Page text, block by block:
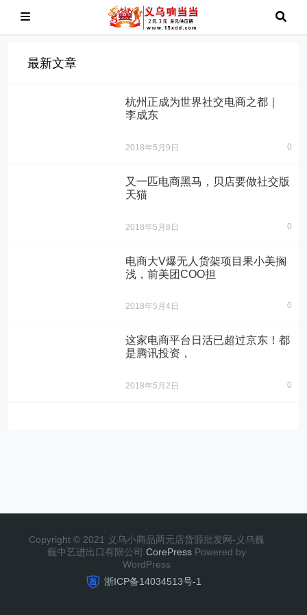
最新文章
杭州正成为世界社交电商之都｜
李成东
2018年5月9日 0
又一匹电商黑马，贝店要做社交版
天猫
2018年5月8日 0
电商大V爆无人货架项目果小美搁
浅，前美团COO担
2018年5月4日 0
这家电商平台日活已超过京东！都
是腾讯投资，
2018年5月2日 0
Copyright © 2021 义乌小商品两元店货源批发网-义乌巍
巍中艺进出口有限公司 CorePress Powered by
WordPress
浙ICP备14034513号-1